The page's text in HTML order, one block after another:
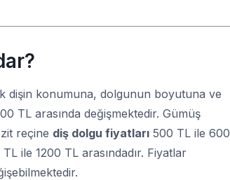
dişin konumuna, dolgunun boyutuna ve
TL arasında değişmektedir. Gümüş
reçine diş dolgu fiyatları 500 TL ile 600
ile 1200 TL arasındadır. Fiyatlar